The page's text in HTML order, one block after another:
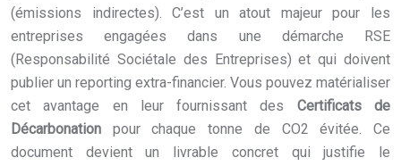
(émissions indirectes). C’est un atout majeur pour les
entreprises engagées dans une démarche RSE
(Responsabilité Sociétale des Entreprises) et qui doivent
publier un reporting extra-financier. Vous pouvez matérialiser
cet avantage en leur fournissant des Certificats de
Décarbonation pour chaque tonne de CO2 évitée. Ce
document devient un livrable concret qui justifie le